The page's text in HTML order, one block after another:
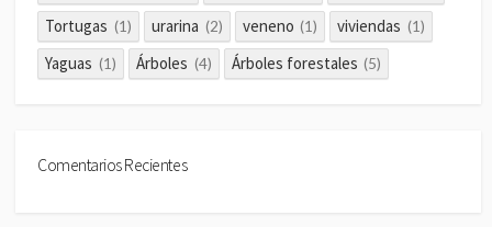
Tortugas (1) urarina (2) veneno (1) viviendas (1)
Yaguas (1) Árboles (4) Árboles forestales (5)
Comentarios Recientes